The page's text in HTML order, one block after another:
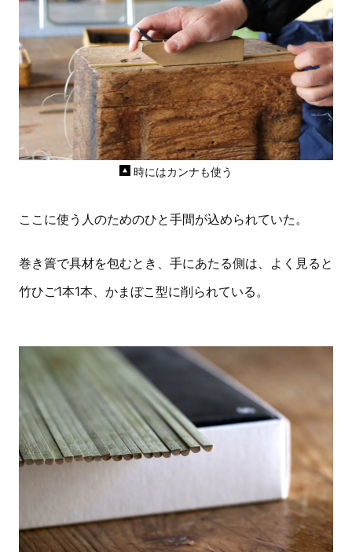
時にはカンナも使う
ここに使う人のためのひと手間が込められていた。
巻き簀で具材を包むとき、手にあたる側は、よく見ると
竹ひご1本1本、かまぼこ型に削られている。